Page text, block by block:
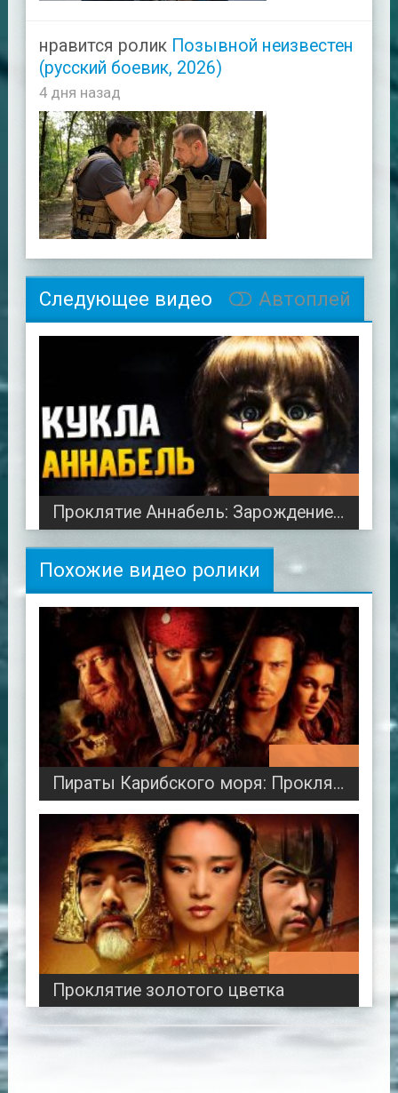
нравится ролик Позывной неизвестен
(русский боевик, 2026)
4 дня назад
Следующее видео Автоплей
Проклятие Аннабель: Зарождение зла 2017
Похожие видео ролики
Пираты Карибского моря: Проклятие черной жемчужины
Проклятие золотого цветка